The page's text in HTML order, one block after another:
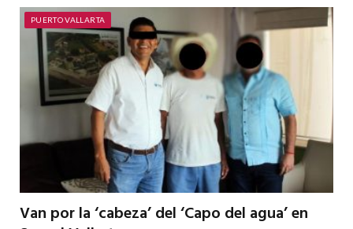
PUERTO VALLARTA
Van por la ‘cabeza’ del ‘Capo del agua’ en